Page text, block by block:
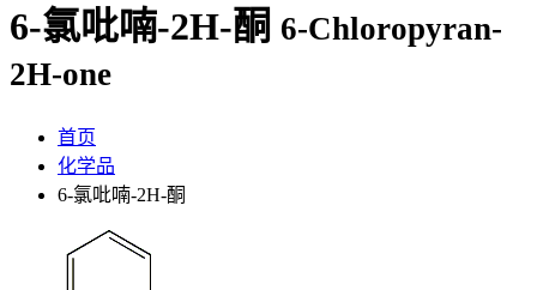
6-氯吡喃-2H-酮 6-Chloropyran-
2H-one
首页
化学品
6-氯吡喃-2H-酮